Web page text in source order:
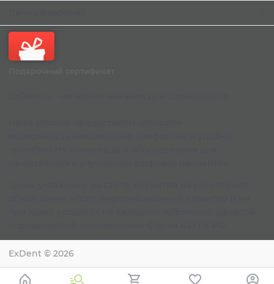
ExDent © 2026